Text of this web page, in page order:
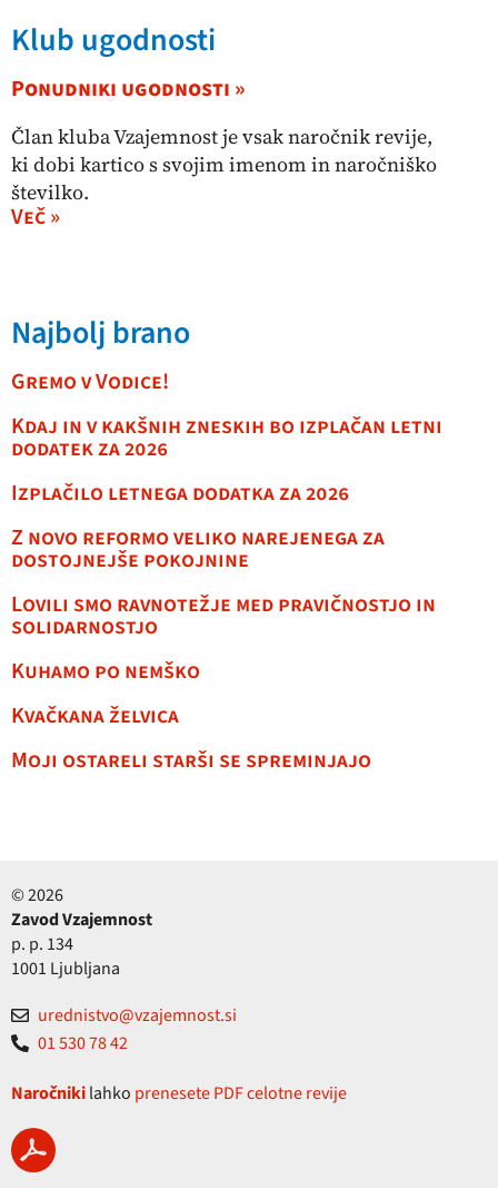
Klub ugodnosti
Ponudniki ugodnosti »
Član kluba Vzajemnost je vsak naročnik revije,
ki dobi kartico s svojim imenom in naročniško
številko.
Več »
Najbolj brano
Gremo v Vodice!
Kdaj in v kakšnih zneskih bo izplačan letni
dodatek za 2026
Izplačilo letnega dodatka za 2026
Z novo reformo veliko narejenega za
dostojnejše pokojnine
Lovili smo ravnotežje med pravičnostjo in
solidarnostjo
Kuhamo po nemško
Kvačkana želvica
Moji ostareli starši se spreminjajo
© 2026
Zavod Vzajemnost
p. p. 134
1001 Ljubljana
urednistvo@vzajemnost.si
01 530 78 42
Naročnikilahko prenesete PDF celotne revije